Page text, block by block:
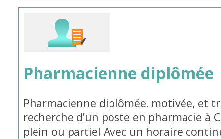
Rappel de lots : préparations lactées
Pharmacienne diplômée
Pharmacienne diplômée, motivée, et
recherche d’un poste en pharmacie à
plein ou partiel Avec un horaire